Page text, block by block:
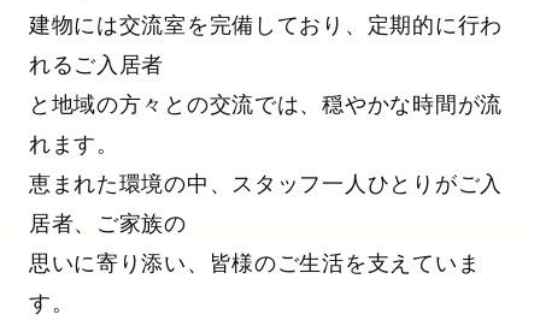
建物には交流室を完備しており、定期的に行わ
れるご入居者
と地域の方々との交流では、穏やかな時間が流
れます。
恵まれた環境の中、スタッフ一人ひとりがご入
居者、ご家族の
思いに寄り添い、皆様のご生活を支えていま
す。